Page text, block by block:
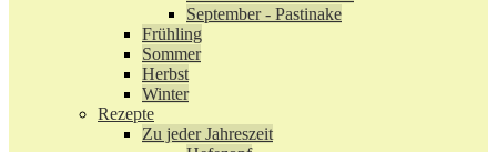
September - Pastinake
Frühling
Sommer
Herbst
Winter
Rezepte
Zu jeder Jahreszeit